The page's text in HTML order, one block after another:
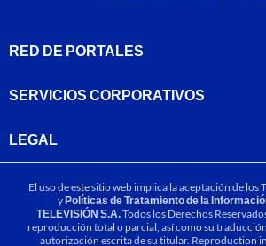
RED DE PORTALES
SERVICIOS CORPORATIVOS
LEGAL
El uso de este sitio web implica la aceptación de los
yPolíticas de Tratamiento de la
TELEVISIÓN S.A.Todos los Derechos
reproducción total o parcial, así como su
autorización escrita de su titular. Reproduction